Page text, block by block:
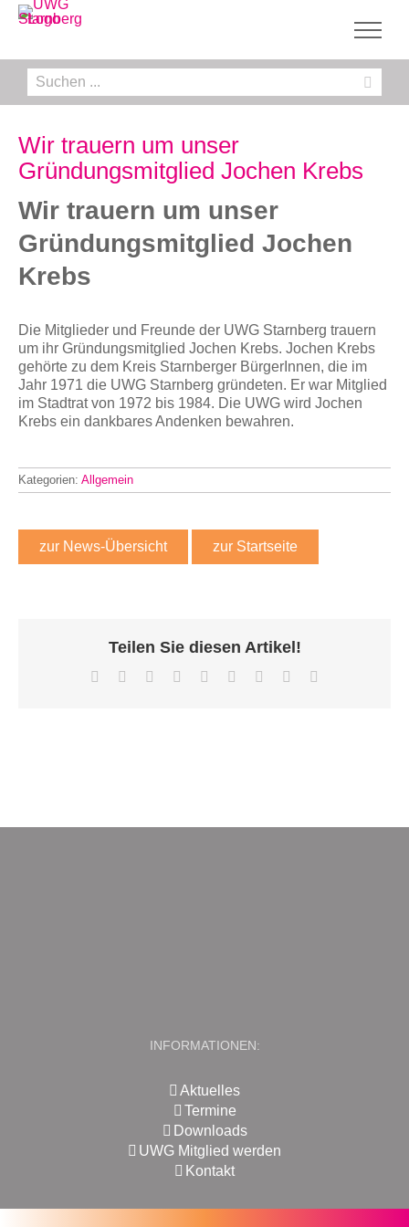
Zum
Inhalt
Suche
nach:
Wir trauern um unser
Gründungsmitglied Jochen Krebs
Wir trauern um unser
Gründungsmitglied Jochen
Krebs
Die Mitglieder und Freunde der UWG Starnberg trauern
um ihr Gründungsmitglied Jochen Krebs. Jochen Krebs
gehörte zu dem Kreis Starnberger BürgerInnen, die im
Jahr 1971 die UWG Starnberg gründeten. Er war Mitglied
im Stadtrat von 1972 bis 1984. Die UWG wird Jochen
Krebs ein dankbares Andenken bewahren.
Kategorien: Allgemein
zur News-Übersicht zur Startseite
Teilen Sie diesen Artikel!
Facebook Reddit LinkedInWhatsApp
TumblrPinterest
INFORMATIONEN:
Aktuelles
Termine
Downloads
UWG Mitglied werden
Kontakt